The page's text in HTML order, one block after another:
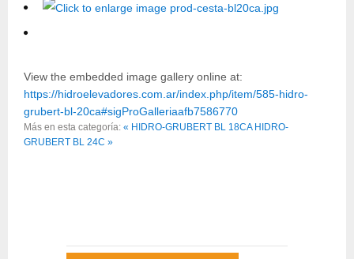
View the embedded image gallery online at:
https://hidroelevadores.com.ar/index.php/item/585-hidro-
grubert-bl-20ca#sigProGalleriaafb7586770
Más en esta categoría: « HIDRO-GRUBERT BL 18CA HIDRO-
GRUBERT BL 24C »